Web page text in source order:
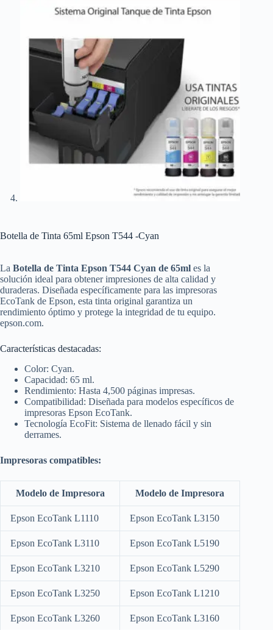
Botella de Tinta 65ml Epson T544 -Cyan
La Botella de Tinta Epson T544 Cyan de 65ml es la
solución ideal para obtener impresiones de alta calidad y
duraderas. Diseñada específicamente para las impresoras
EcoTank de Epson, esta tinta original garantiza un
rendimiento óptimo y protege la integridad de tu equipo.​
epson.com.
Características destacadas:
Color: Cyan.
Capacidad: 65 ml.​
Rendimiento: Hasta 4,500 páginas impresas.​
Compatibilidad: Diseñada para modelos específicos de
impresoras Epson EcoTank.​
Tecnología EcoFit: Sistema de llenado fácil y sin
derrames.
Impresoras compatibles:
Modelo de Impresora Modelo de Impresora
Epson EcoTank L1110 Epson EcoTank L3150
Epson EcoTank L3110 Epson EcoTank L5190
Epson EcoTank L3210 Epson EcoTank L5290
Epson EcoTank L3250 Epson EcoTank L1210
Epson EcoTank L3260
Epson EcoTank L3160